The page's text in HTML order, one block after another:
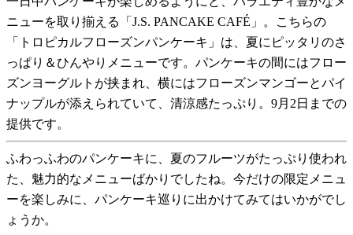
ニューを取り揃える「J.S. PANCAKE CAFÉ」。こちらの
「トロピカルフローズンパンケーキ」は、夏にピッタリのさ
っぱり＆ひんやりメニューです。パンケーキの間にはフロー
ズンヨーグルトが挟まれ、横にはフローズンマンゴーとパイ
ナップルが添えられていて、清涼感たっぷり。9月2日までの
提供です。
ふわっふわのパンケーキに、夏のフルーツがたっぷり使われ
た、魅力的なメニューばかりでしたね。今だけの限定メニュ
ーを楽しみに、パンケーキ巡りに出かけてみてはいかがでし
ょうか。